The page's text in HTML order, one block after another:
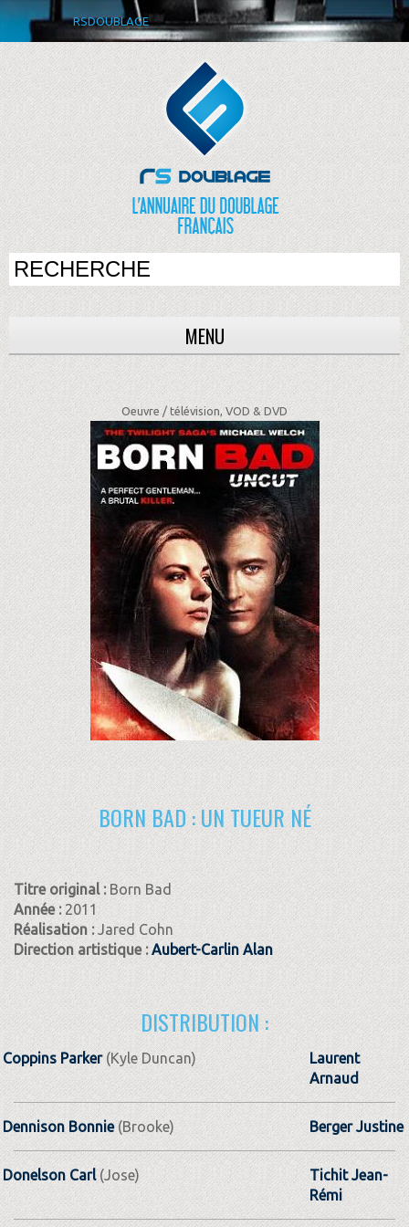
RSDOUBLAGE
MENU
Oeuvre / télévision, VOD & DVD
BORN BAD : UN TUEUR NÉ
Titre original : Born Bad
Année : 2011
Réalisation :Jared Cohn
Direction artistique : Aubert-Carlin Alan
DISTRIBUTION :
Coppins Parker(Kyle Duncan)
Laurent
Arnaud
Dennison Bonnie(Brooke) Berger Justine
Donelson Carl(Jose)
Tichit Jean­-
Rémi